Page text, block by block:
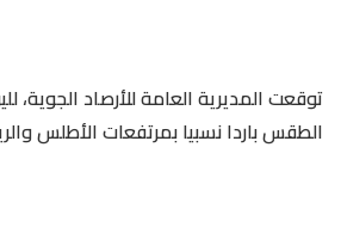
توقعت المديرية العامة للأرصاد الجوية،
الطقس باردا نسبيا بمرتفعات الأطلس